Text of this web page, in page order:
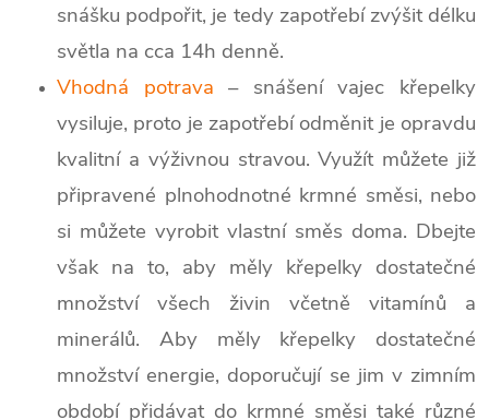
snášku podpořit, je tedy zapotřebí zvýšit délku
světla na cca 14h denně.
Vhodná potrava – snášení vajec křepelky
vysiluje, proto je zapotřebí odměnit je opravdu
kvalitní a výživnou stravou. Využít můžete již
připravené plnohodnotné krmné směsi, nebo
si můžete vyrobit vlastní směs doma. Dbejte
však na to, aby měly křepelky dostatečné
množství všech živin včetně vitamínů a
minerálů. Aby měly křepelky dostatečné
množství energie, doporučují se jim v zimním
období přidávat do krmné směsi také různé